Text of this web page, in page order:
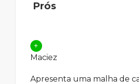
Prós
+
Maciez
Apresenta uma malha de